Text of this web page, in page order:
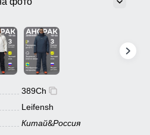
389Ch
Leifensh
Китай&Россия